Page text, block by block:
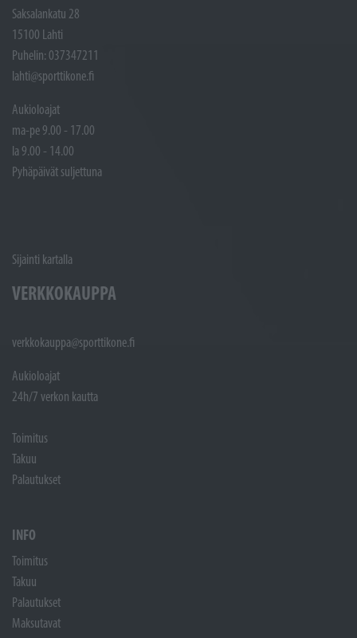
Saksalankatu 28
15100 Lahti
Puhelin: 037347211
lahti@sporttikone.fi
Aukioloajat
ma-pe 9.00 - 17.00
la 9.00 - 14.00
Pyhäpäivät suljettuna
Sijainti kartalla
VERKKOKAUPPA
verkkokauppa@sporttikone.fi
Aukioloajat
24h/7 verkon kautta
Toimitus
Takuu
Palautukset
INFO
Toimitus
Takuu
Palautukset
Maksutavat